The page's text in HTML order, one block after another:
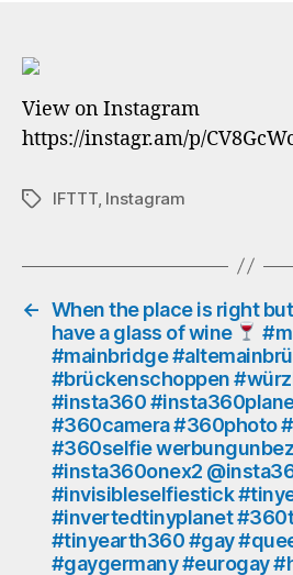
View on Instagram
https://instagr.am/p/
Schlagwörter
IFTTT, Instagram
← When the place is right
have a glass of wine
#mainbridge
#brückenschoppen
#insta360
#360camera #360photo
#360selfie
#insta360onex2
#invisibleselfiestick
#invertedtinyplanet
#tinyearth360 #gay
#gaygermany #eurogay